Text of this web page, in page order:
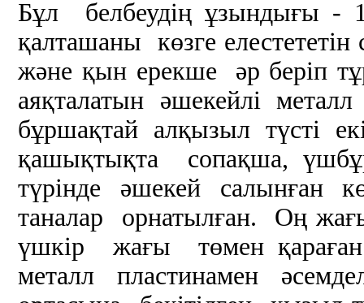
Бұл белбеудің ұзындығы -
қалташаны көзге
және қын ерекше әр беріп
аяқталатын әшекейлі металл
бұршақтай алқызыл түсті екі
қашықтықта сопақша,
түрінде әшекей салынған
таналар орнатылған. Оң
үшкір жағы төмен
металл пластинамен